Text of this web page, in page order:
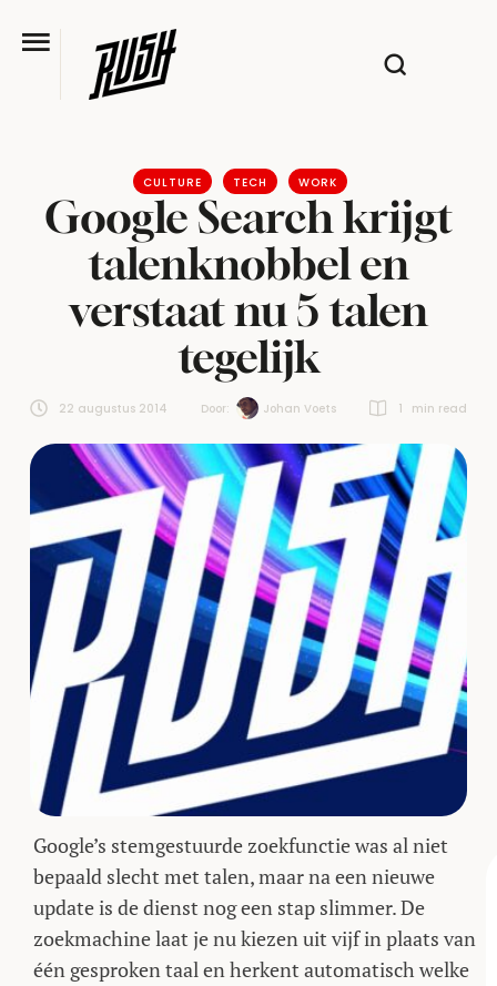
CULTURE TECH WORK
Google Search krijgt
talenknobbel en
verstaat nu 5 talen
tegelijk
22 augustus 2014 Door: Johan Voets 1 min read
Google’s stemgestuurde zoekfunctie was al niet
bepaald slecht met talen, maar na een nieuwe
update is de dienst nog een stap slimmer. De
zoekmachine laat je nu kiezen uit vijf in plaats van
één gesproken taal en herkent automatisch welke